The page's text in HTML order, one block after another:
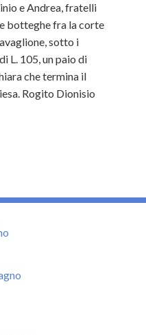
e Andrea, fratelli
botteghe fra la corte
sotto i
L. 105, un paio di
che termina il
Rogito Dionisio